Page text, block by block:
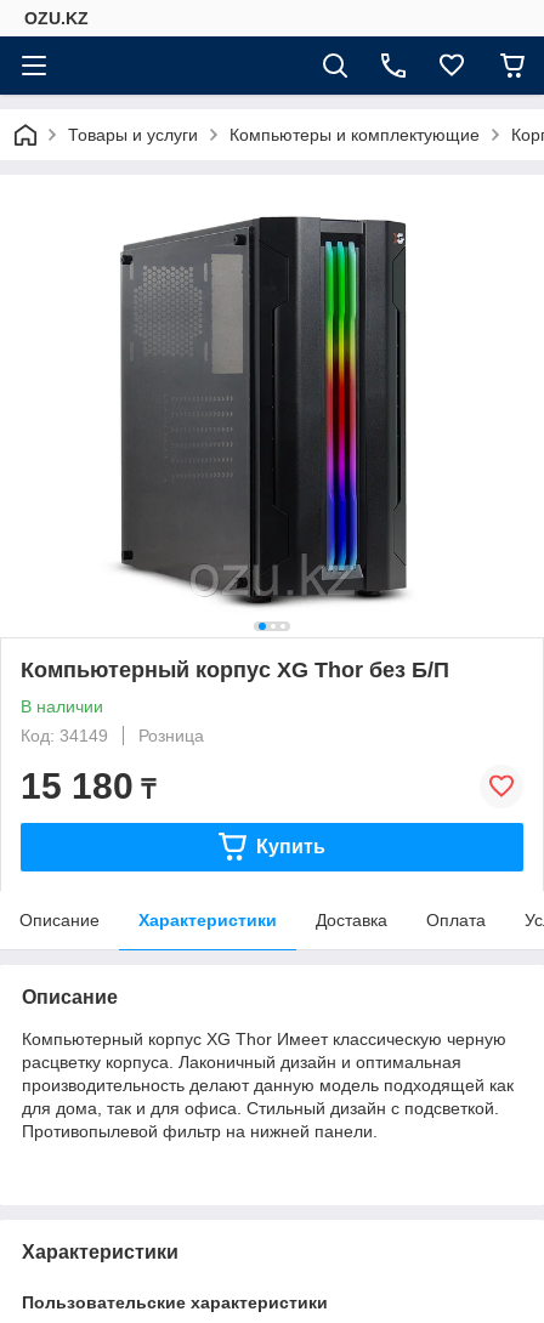
OZU.KZ
Товары и услуги Компьютеры и комплектующие
Компьютерный корпус XG Thor без Б/П
В наличии
Код: 34149
Розница
15 180 ₸
Купить
Описание Характеристики Доставка Оплата
Описание
Компьютерный корпус XG Thor Имеет классическую черную
расцветку корпуса. Лаконичный дизайн и оптимальная
производительность делают данную модель подходящей как
для дома, так и для офиса. Стильный дизайн с подсветкой.
Противопылевой фильтр на нижней панели.
Характеристики
Пользовательские характеристики